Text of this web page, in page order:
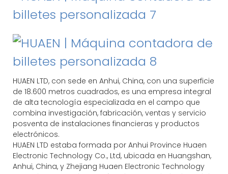
HUAEN LTD, con sede en Anhui, China, con una superficie
de 18.600 metros cuadrados, es una empresa integral
de alta tecnología especializada en el campo que
combina investigación, fabricación, ventas y servicio
posventa de instalaciones financieras y productos
electrónicos.
HUAEN LTD estaba formada por Anhui Province Huaen
Electronic Technology Co., Ltd, ubicada en Huangshan,
Anhui, China, y Zhejiang Huaen Electronic Technology